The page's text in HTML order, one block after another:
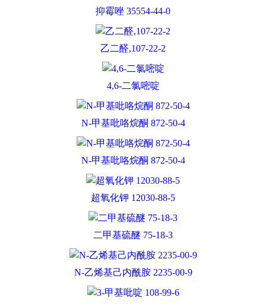
抑霉唑 35554-44-0
乙二醛,107-22-2
4,6-二氯嘧啶
N-甲基吡咯烷酮 872-50-4
N-甲基吡咯烷酮 872-50-4
超氧化钾 12030-88-5
二甲基硫醚 75-18-3
N-乙烯基己内酰胺 2235-00-9